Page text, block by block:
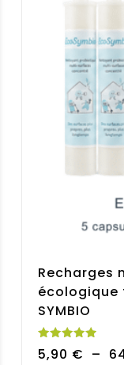
Recharges
écologique
SYMBIO
Note
5.00
5,90 € –